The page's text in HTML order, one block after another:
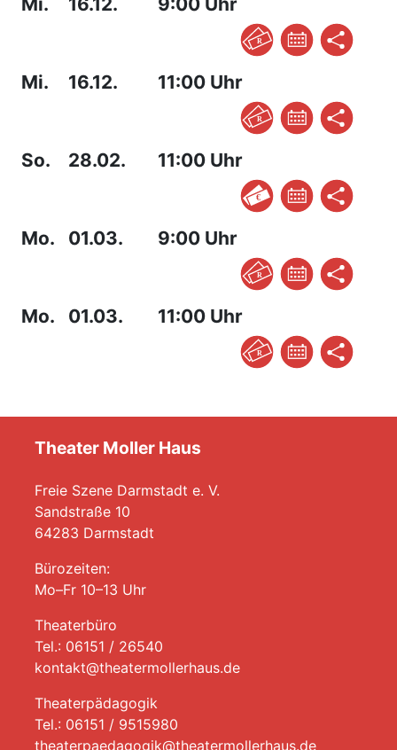
Mi. 16.12. 11:00 Uhr
So. 28.02. 11:00 Uhr
Mo. 01.03. 9:00 Uhr
Mo. 01.03. 11:00 Uhr
Theater Moller Haus
Freie Szene Darmstadt e. V.
Sandstraße 10
64283 Darmstadt
Bürozeiten:
Mo–Fr 10–13 Uhr
Theaterbüro
Tel.: 06151 / 26540
kontakt@theatermollerhaus.de
Theaterpädagogik
Tel.: 06151 / 9515980
theaterpaedagogik@theatermollerhaus.de